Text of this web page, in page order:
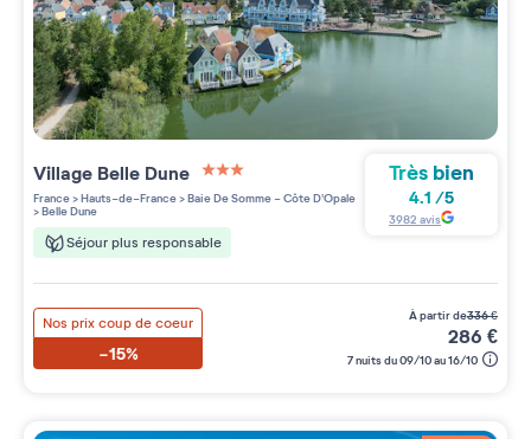
Village Belle Dune
3 étoiles sur 5
France>Hauts-de-France>Baie De Somme - Côte D'Opale
>Belle Dune
Séjour plus responsable
Très bien
4.1 /5
3982 avis
Nos prix coup de coeur
-15%
à partir de336€
286 €
7 nuits du 09/10 au 16/10